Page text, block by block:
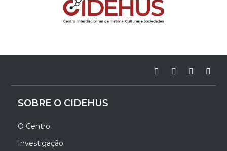
SOBRE O CIDEHUS
O Centro
Investigação